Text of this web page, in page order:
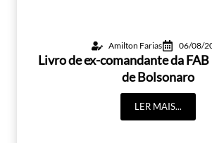
Amilton Farias 06/08/
Livro de ex-comandante da
de Bolsonaro
LER MAIS...